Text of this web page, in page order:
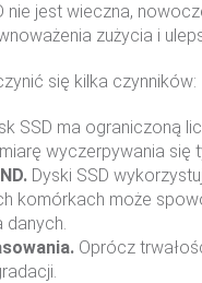
nie jest wieczna,
zużycia i
się kilka czynników:
SSD ma ograniczoną
wyczerpywania
Dyski SSD
komórkach może
danych.
Oprócz